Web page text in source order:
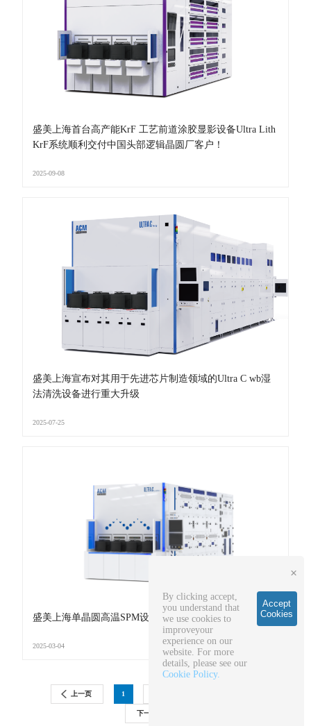
×
By clicking accept,
you understand that
we use cookies to
improveyour
experience on our
website. For more
details, please see our
Cookie Policy.
Accept
Cookies
盛美上海首台高产能KrF 工艺前道涂胶显影设备Ultra Lith
KrF系统顺利交付中国头部逻辑晶圆厂客户！
2025-09-08
盛美上海宣布对其用于先进芯片制造领域的Ultra C wb湿
法清洗设备进行重大升级
2025-07-25
盛美上海单晶圆高温SPM设备通过验证
2025-03-04
上一页 1
下一页